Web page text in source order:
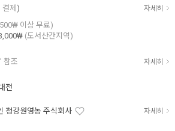
제 ) 자세히
이상 무료)
(도서산간지역)
참조 자세히
전
청강원영농 주식회사 자세히